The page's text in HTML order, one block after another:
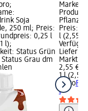
Soja
250 ml; Preis:
0,25 l
l);
Status Grün
Grau dm
Marke:
Preis:
l (2,55 €
Markt
2,55 €
1 l (2,55
alpro
l